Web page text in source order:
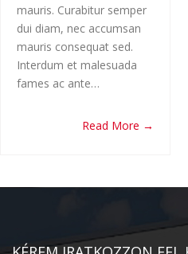
mauris. Curabitur semper
dui diam, nec accumsan
mauris consequat sed.
Interdum et malesuada
fames ac ante…
Read More →